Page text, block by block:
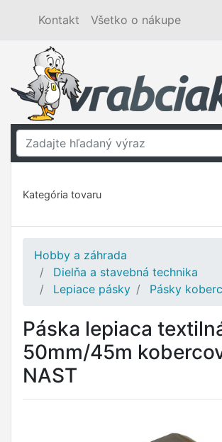
Kontakt Všetko o nákupe
Kategória tovaru
Hobby a záhrada
Dielňa a stavebná technika
Lepiace pásky
Pásky
Páska lepiaca
50mm/45m
NAST